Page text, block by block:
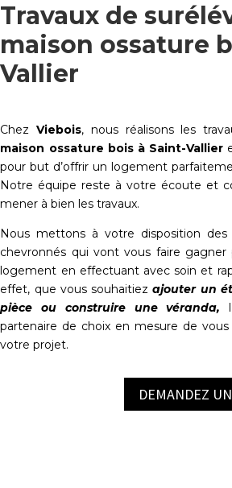
Travaux de
maison ossature
Vallier
ChezViebois, nous réalisons les
maison ossature bois à Saint-Vallier
pour but d’offrir un logement
Notre équipe reste à votre écoute et
mener à bien les travaux.
Nous mettons à votre disposition
chevronnés qui vont vous faire gagner
logement en effectuant avec soin et
effet, que vous souhaitiezajouter un
pièce ou construire une véranda,
partenaire de choix en mesure de
votre projet.
DEMANDEZ